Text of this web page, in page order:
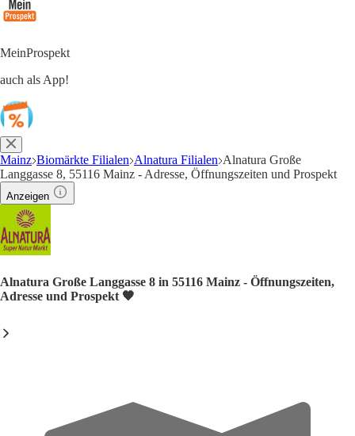
MeinProspekt
auch als App!
Mainz Biomärkte Filialen Alnatura Filialen Alnatura Große
Langgasse 8, 55116 Mainz - Adresse, Öffnungszeiten und Prospekt
Anzeigen
Alnatura Große Langgasse 8 in 55116 Mainz - Öffnungszeiten,
Adresse und Prospekt 🧡